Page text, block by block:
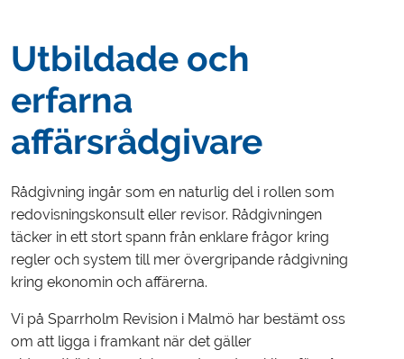
Utbildade och
erfarna
affärsrådgivare
Rådgivning ingår som en naturlig del i rollen som
redovisningskonsult eller revisor. Rådgivningen
täcker in ett stort spann från enklare frågor kring
regler och system till mer övergripande rådgivning
kring ekonomin och affärerna.
Vi på Sparrholm Revision i Malmö har bestämt oss
om att ligga i framkant när det gäller